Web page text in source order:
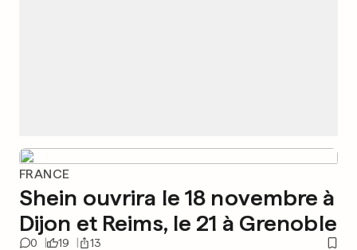
FRANCE
Shein ouvrira le 18 novembre à
Dijon et Reims, le 21 à Grenoble
0 19 13